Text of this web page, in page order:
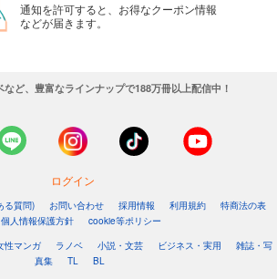
通知を許可すると、お得なクーポン情報
などが届きます。
ど、豊富なラインナップで188万冊以上配信中！
ログイン
る質問) お問い合わせ 採用情報 利用規約
特商法の表
個人情報保護方針
cookie等ポリシー
性マンガ ラノベ 小説・文芸 ビジネス・実用
雑誌・写
真集
TL BL